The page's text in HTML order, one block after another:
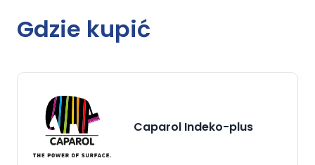
Gdzie kupić
Caparol Indeko-plus